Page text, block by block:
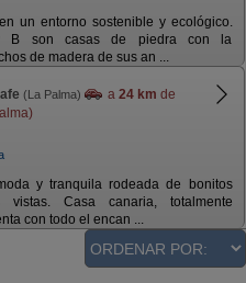
un entorno sostenible y ecológico.
B son casas de piedra con la
de madera de sus an ...
(La Palma) a 24 km de
y tranquila rodeada de bonitos
Casa canaria, totalmente
con todo el encan ...